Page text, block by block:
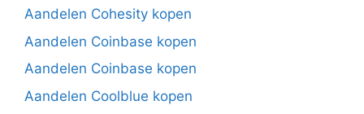
Aandelen Cohesity kopen
Aandelen Coinbase kopen
Aandelen Coinbase kopen
Aandelen Coolblue kopen